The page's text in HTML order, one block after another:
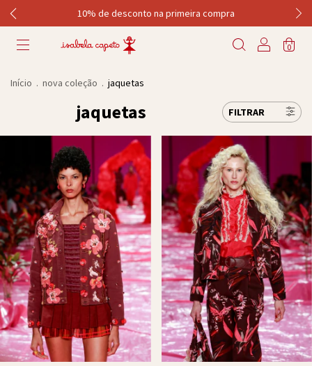
10% de desconto na primeira compra
0
Início . nova coleção . jaquetas
jaquetas FILTRAR